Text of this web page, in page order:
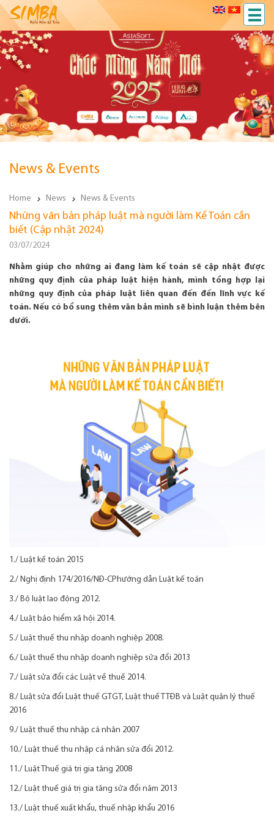
News & Events
Home News News & Events
Những văn bản pháp luật mà người làm Kế Toán cần
biết (Cập nhật 2024)
03/07/2024
Nhằm giúp cho những ai đang làm kế toán sẽ cập nhật được
những quy định của pháp luật hiện hành, mình tổng hợp lại
những quy định của pháp luật liên quan đến đến lĩnh vực kế
toán. Nếu có bổ sung thêm văn bản mình sẽ bình luận thêm bên
dưới.
1./ Luật kế toán 2015
2./ Nghị định 174/2016/NĐ-CP hướng dẫn Luật kế toán
3./ Bộ luật lao động 2012.
4./ Luật bảo hiểm xã hội 2014.
5./ Luật thuế thu nhập doanh nghiệp 2008.
6./ Luật thuế thu nhập doanh nghiệp sửa đổi 2013
7./ Luật sửa đổi các Luật về thuế 2014.
8./ Luật sửa đổi Luật thuế GTGT, Luật thuế TTĐB và Luật quản lý thuế
2016
9./ Luật thuế thu nhập cá nhân 2007
10./ Luật thuế thu nhập cá nhân sửa đổi 2012.
11./ Luật Thuế giá trị gia tăng 2008
12./ Luật thuế giá trị gia tăng sửa đổi năm 2013
13./ Luật thuế xuất khẩu, thuế nhập khẩu 2016